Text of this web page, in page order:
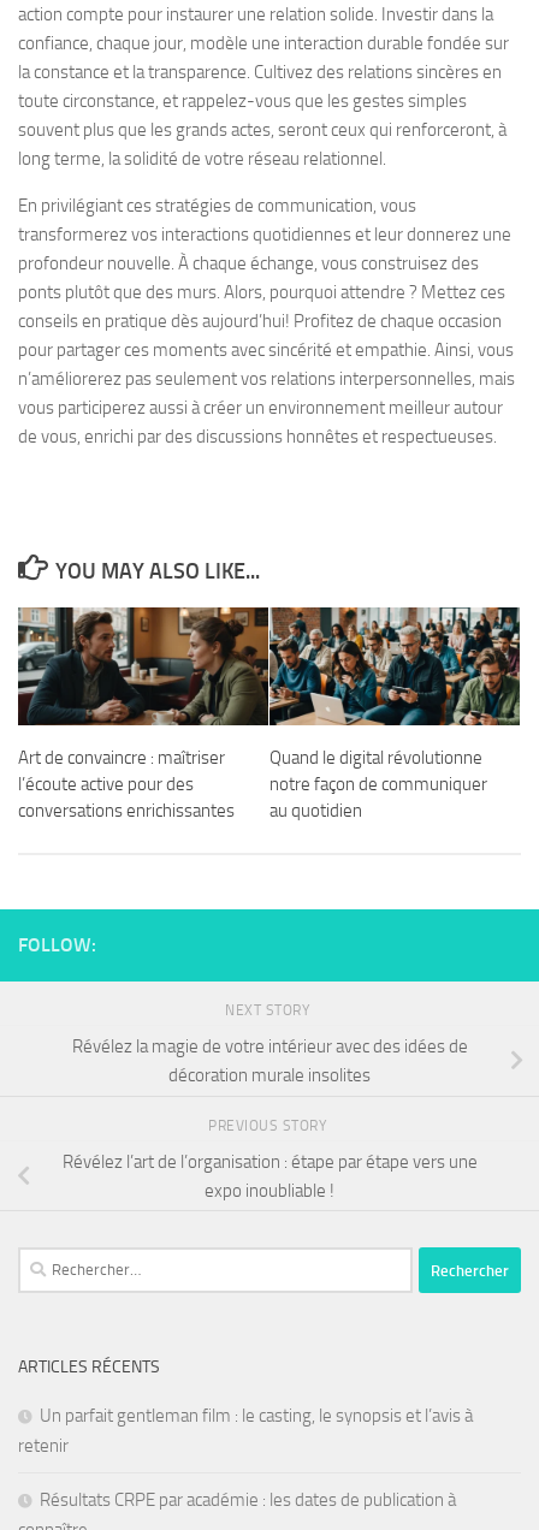
action compte pour instaurer une relation solide. Investir dans la
confiance, chaque jour, modèle une interaction durable fondée sur
la constance et la transparence. Cultivez des relations sincères en
toute circonstance, et rappelez-vous que les gestes simples
souvent plus que les grands actes, seront ceux qui renforceront, à
long terme, la solidité de votre réseau relationnel.
En privilégiant ces stratégies de communication, vous
transformerez vos interactions quotidiennes et leur donnerez une
profondeur nouvelle. À chaque échange, vous construisez des
ponts plutôt que des murs. Alors, pourquoi attendre ? Mettez ces
conseils en pratique dès aujourd’hui! Profitez de chaque occasion
pour partager ces moments avec sincérité et empathie. Ainsi, vous
n’améliorerez pas seulement vos relations interpersonnelles, mais
vous participerez aussi à créer un environnement meilleur autour
de vous, enrichi par des discussions honnêtes et respectueuses.
YOU MAY ALSO LIKE...
Art de convaincre : maîtriser
l’écoute active pour des
conversations enrichissantes
Quand le digital révolutionne
notre façon de communiquer
au quotidien
FOLLOW:
NEXT STORY
Révélez la magie de votre intérieur avec des idées de
décoration murale insolites
PREVIOUS STORY
Révélez l’art de l’organisation : étape par étape vers une
expo inoubliable !
ARTICLES RÉCENTS
Un parfait gentleman film : le casting, le synopsis et l’avis à
retenir
Résultats CRPE par académie : les dates de publication à